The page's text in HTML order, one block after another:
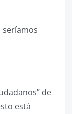
seríamos
de
está